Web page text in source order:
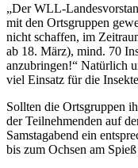
„Der WLL-
mit den Ortsgruppen
nicht schaffen, im
ab 18. März), mind. 70
anzubringen!“ Natürlich
viel Einsatz für die
Sollten die Ortsgruppen
der Teilnehmenden auf
Samstagabend ein
bis zum Ochsen am